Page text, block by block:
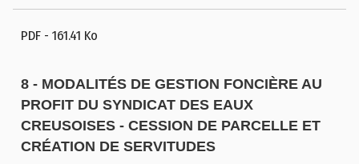
PDF - 161.41 Ko
8 - MODALITÉS DE GESTION FONCIÈRE AU
PROFIT DU SYNDICAT DES EAUX
CREUSOISES - CESSION DE PARCELLE ET
CRÉATION DE SERVITUDES